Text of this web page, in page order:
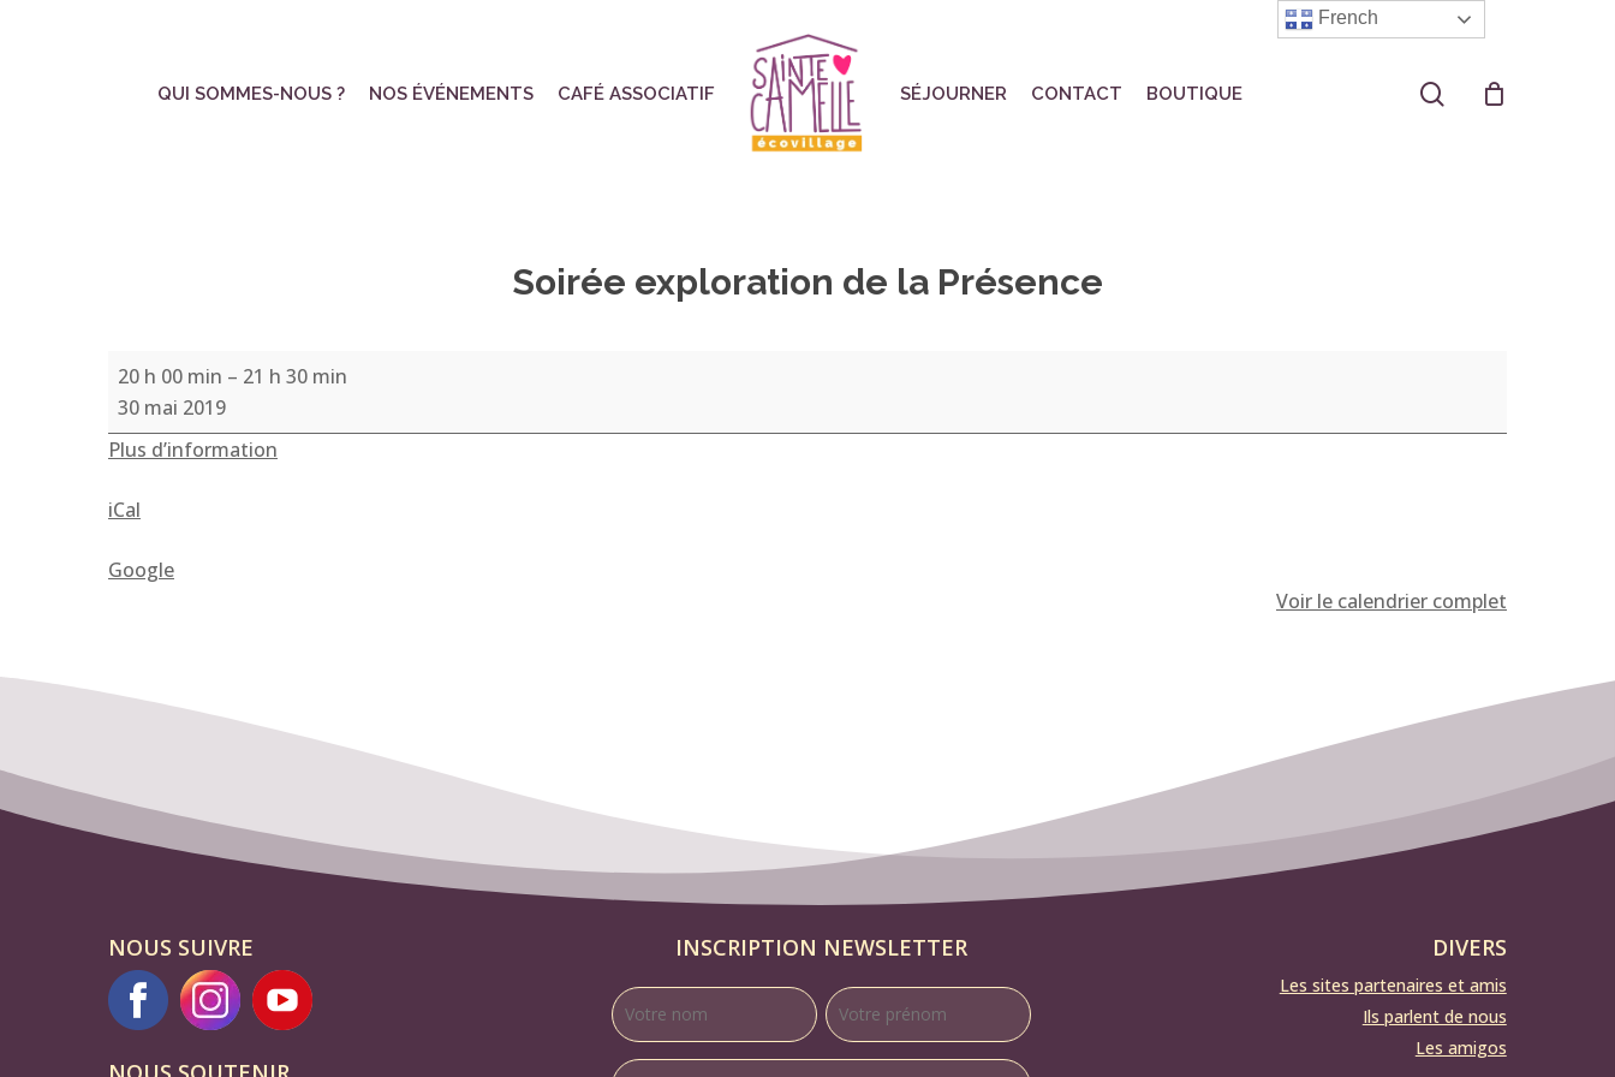
QUI SOMMES-NOUS ? NOS ÉVÉNEMENTS CAFÉ ASSOCIATIF SÉJOURNER CONTACT BOUTIQUE search
Soirée exploration de la Présence
Soirée
exploration
de
la
20 h 00 min – 21 h 30 min
30 mai 2019
Plus d’information
iCal
Google
Voir le calendrier complet
NOUS SUIVRE INSCRIPTION NEWSLETTER DIVERS
Les sites partenaires et amis
Ils parlent de nous
Les amigos
French